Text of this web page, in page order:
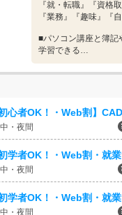
『就・転職』『資格取
『業務』『趣味』『自
■パソコン講座と簿記
学習できる…
初心者OK！・Web割】
・夜間
初学者OK！・Web割・就
・夜間
初学者OK！・Web割・就
・夜間